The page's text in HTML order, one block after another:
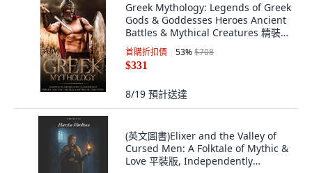
Greek Mythology: Legends of Greek
Gods & Goddesses Heroes Ancient
Battles & Mythical Creatures 精裝
版, Cascade Publishing, 英文
首購折扣價 53%$708
$331
8/19 預計送達
(英文圖書)Elixer and the Valley of
Cursed Men: A Folktale of Mythic &
Love 平裝版, Independently